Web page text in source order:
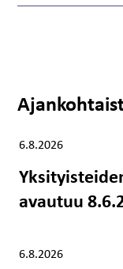
Artikkeli luotu:
6.8.2026
avautuu
Artikkeli luotu:
6.8.2026